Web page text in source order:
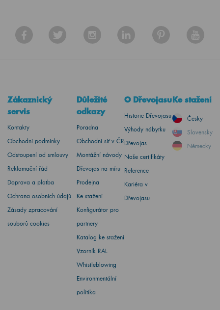
Zákaznický
servis
Kontakty
Obchodní podmínky
Odstoupení od smlouvy
Reklamační řád
Doprava a platba
Ochrana osobních údajů
Zásady zpracování
souborů cookies
Důležité
odkazy
Poradna
Obchodní síť v ČR
Montážní návody
Dřevojas na míru
Prodejna
Ke stažení
Konfigurátor pro
partnery
Katalog ke stažení
Vzorník RAL
Whistleblowing
Environmentální
politika
O Dřevojasu
Historie Dřevojasu
Výhody nábytku
Dřevojas
Naše certifikáty
Reference
Kariéra v
Dřevojasu
Ke stažení
Česky
Slovensky
Německy